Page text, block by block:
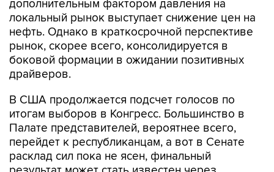
дополнительным фактором давления на
локальный рынок выступает снижение цен на
нефть. Однако в краткосрочной перспективе
рынок, скорее всего, консолидируется в
боковой формации в ожидании позитивных
драйверов.
В США продолжается подсчет голосов по
итогам выборов в Конгресс. Большинство в
Палате представителей, вероятнее всего,
перейдет к республиканцам, а вот в Сенате
расклад сил пока не ясен, финальный